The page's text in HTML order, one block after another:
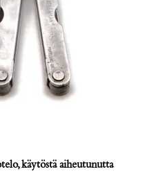
käytöstä aiheutunutta